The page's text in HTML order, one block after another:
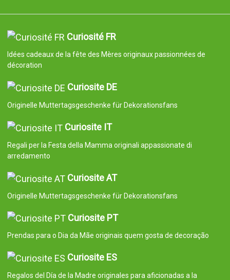
Curiosité FR
Idées cadeaux de la fête des Mères originaux passionnées de
décoration
Curiosite DE
Originelle Muttertagsgeschenke für Dekorationsfans
Curiosite IT
Regali per la Festa della Mamma originali appassionate di
arredamento
Curiosite AT
Originelle Muttertagsgeschenke für Dekorationsfans
Curiosite PT
Prendas para o Dia da Mãe originais quem gosta de decoração
Curiosite ES
Regalos del Día de la Madre originales para aficionadas a la